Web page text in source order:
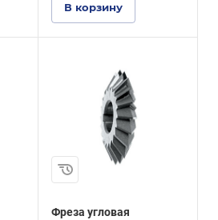
В корзину
Фреза угловая